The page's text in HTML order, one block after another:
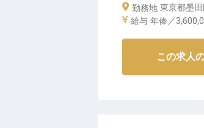
ーー【東京の躍動
東武ホテルマネジ
レストランでの
勤務地 東京都墨
給与 年俸／
この求人